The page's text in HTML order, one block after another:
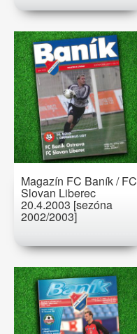
Magazín FC Baník / FC
Slovan Liberec
20.4.2003 [sezóna
2002/2003]